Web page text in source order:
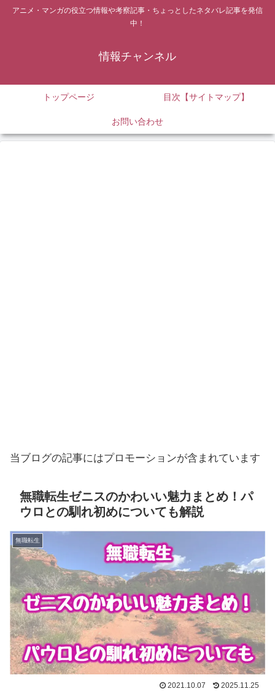
アニメ・マンガの役立つ情報や考察記事・ちょっとしたネタバレ記事を発信
中！
情報チャンネル
トップページ 目次【サイトマップ】
お問い合わせ
当ブログの記事にはプロモーションが含まれています
無職転生ゼニスのかわいい魅力まとめ！パ
ウロとの馴れ初めについても解説
無職転生
2021.10.07 2025.11.25